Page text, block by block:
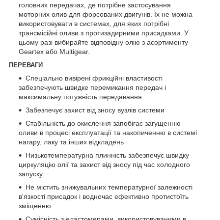
головних передачах, де потрібне застосування
моторних олив для форсованих двигунів. Їх не можна
використовувати в системах, для яких потрібні
трансмісійні оливи з протизадирними присадками. У
цьому разі вибирайте відповідну олію з асортименту
Geartex або Multigear.
ПЕРЕВАГИ
Спеціально вивірені фрикційні властивості
забезпечують швидке перемикання передач і
максимальну потужність передавання
Забезпечує захист від зносу вузлів системи
Стабільність до окислення запобігає загущенню
оливи в процесі експлуатації та накопиченню в системі
нагару, лаку та інших відкладень
Низькотемпературна плинність забезпечує швидку
циркуляцію олії та захист від зносу під час холодного
запуску
Не містить знижувальних температурної залежності
в'язкості присадок і водночас ефективно протистоїть
зміщенню